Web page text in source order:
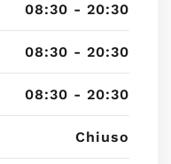
08:30 - 20:30
08:30 - 20:30
08:30 - 20:30
Chiuso